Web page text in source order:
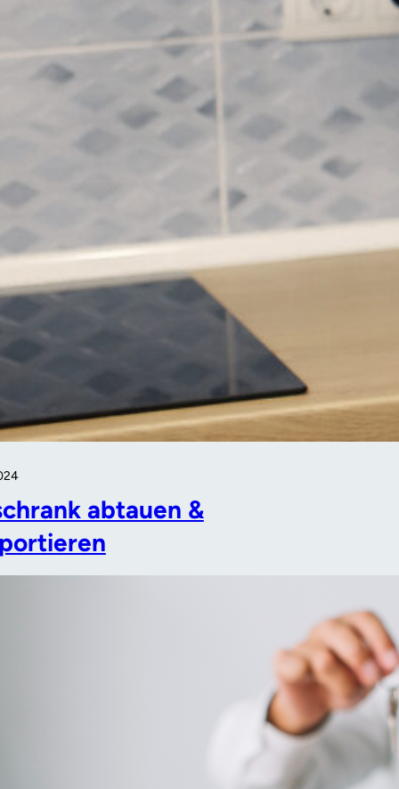
abtauen &